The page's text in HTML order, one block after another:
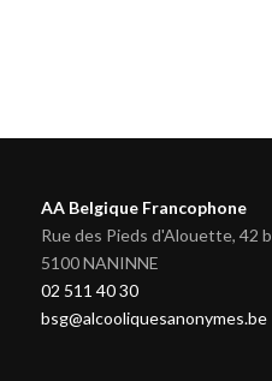
AA Belgique Francophone
Rue des Pieds d'Alouette, 42 b
5100 NANINNE
02 511 40 30
bsg@alcooliquesanonymes.be